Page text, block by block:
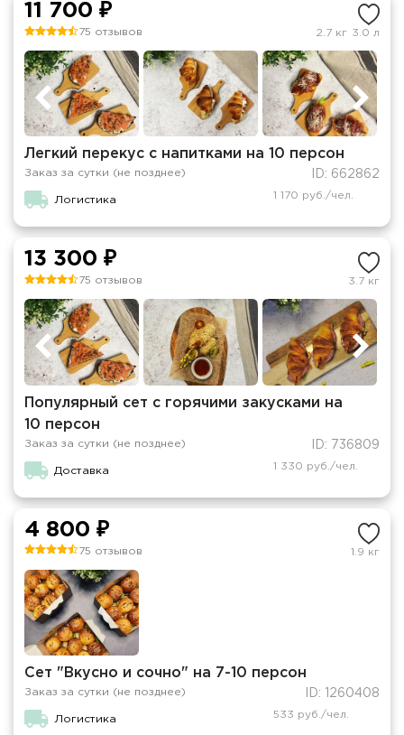
11 700 ₽
75 отзывов 2.7 кг 3.0 л
Легкий перекус с напитками на 10 персон
Заказ за сутки (не позднее) ID: 662862
Логистика 1 170 руб./чел.
13 300 ₽
75 отзывов 3.7 кг
Популярный сет с горячими закусками на
10 персон
Заказ за сутки (не позднее) ID: 736809
Доставка 1 330 руб./чел.
4 800 ₽
75 отзывов 1.9 кг
Сет "Вкусно и сочно" на 7-10 персон
Заказ за сутки (не позднее) ID: 1260408
Логистика 533 руб./чел.